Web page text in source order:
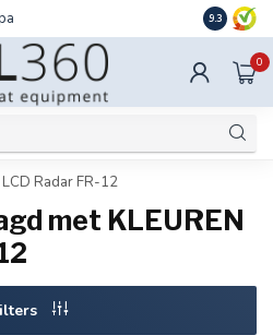
Ook
9.3
0
LCD Radar FR-12
met KLEUREN